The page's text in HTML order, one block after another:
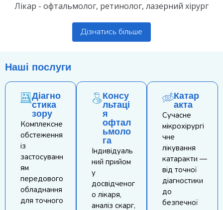
Лікар - офтальмолог, ретинолог, лазерний хірург
Дізнатись більше
Наші послуги
Діагно
стика
зору
Комплексне
обстеження
із
застосуванн
ям
передового
обладнання
для точного
Консу
льтаці
я
офтал
ьмоло
га
Індивідуаль
ний прийом
у
досвідченог
о лікаря,
аналіз скарг,
Катар
акта
Сучасне
мікрохірургі
чне
лікування
катаракти —
від точної
діагностики
до
безпечної